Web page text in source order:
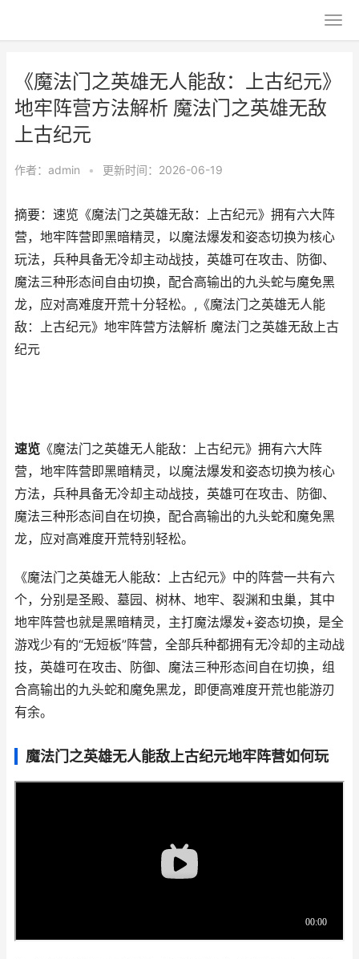
《魔法门之英雄无人能敌：上古纪元》
地牢阵营方法解析 魔法门之英雄无敌
上古纪元
作者： admin • 更新时间：2026-06-19
摘要：速览《魔法门之英雄无敌：上古纪元》拥有六大阵
营，地牢阵营即黑暗精灵，以魔法爆发和姿态切换为核心
玩法，兵种具备无冷却主动战技，英雄可在攻击、防御、
魔法三种形态间自由切换，配合高输出的九头蛇与魔免黑
龙，应对高难度开荒十分轻松。,《魔法门之英雄无人能
敌：上古纪元》地牢阵营方法解析 魔法门之英雄无敌上古
纪元
速览 《魔法门之英雄无人能敌：上古纪元》拥有六大阵
营，地牢阵营即黑暗精灵，以魔法爆发和姿态切换为核心
方法，兵种具备无冷却主动战技，英雄可在攻击、防御、
魔法三种形态间自在切换，配合高输出的九头蛇和魔免黑
龙，应对高难度开荒特别轻松。
《魔法门之英雄无人能敌：上古纪元》中的阵营一共有六
个，分别是圣殿、墓园、树林、地牢、裂渊和虫巢，其中
地牢阵营也就是黑暗精灵，主打魔法爆发+姿态切换，是全
游戏少有的“无短板”阵营，全部兵种都拥有无冷却的主动战
技，英雄可在攻击、防御、魔法三种形态间自在切换，组
合高输出的九头蛇和魔免黑龙，即便高难度开荒也能游刃
有余。
魔法门之英雄无人能敌上古纪元地牢阵营如何玩